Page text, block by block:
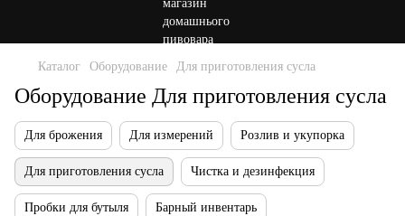
Каталог Оборудование Для приготовления сусла
Оборудование Для приготовления сусла
Для брожения Для измерений Розлив и укупорка
Для приготовления сусла Чистка и дезинфекция
Пробки для бутыля Барный инвентарь